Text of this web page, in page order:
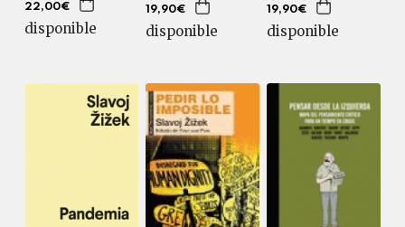
22,00€
disponible
19,90€
disponible
19,90€
disponible